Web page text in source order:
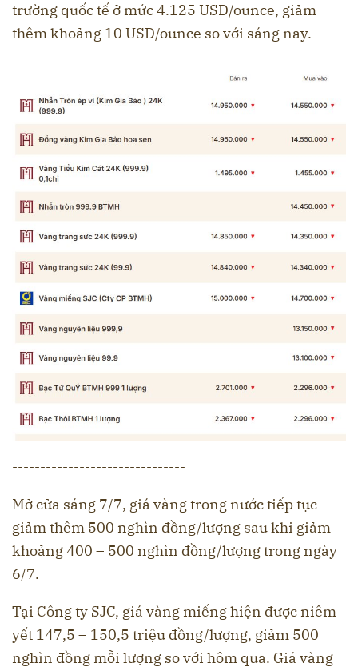
trường quốc tế ở mức 4.125 USD/ounce, giảm
thêm khoảng 10 USD/ounce so với sáng nay.
-------------------------------
Mở cửa sáng 7/7, giá vàng trong nước tiếp tục
giảm thêm 500 nghìn đồng/lượng sau khi giảm
khoảng 400 – 500 nghìn đồng/lượng trong ngày
6/7.
Tại Công ty SJC, giá vàng miếng hiện được niêm
yết 147,5 – 150,5 triệu đồng/lượng, giảm 500
nghìn đồng mỗi lượng so với hôm qua. Giá vàng